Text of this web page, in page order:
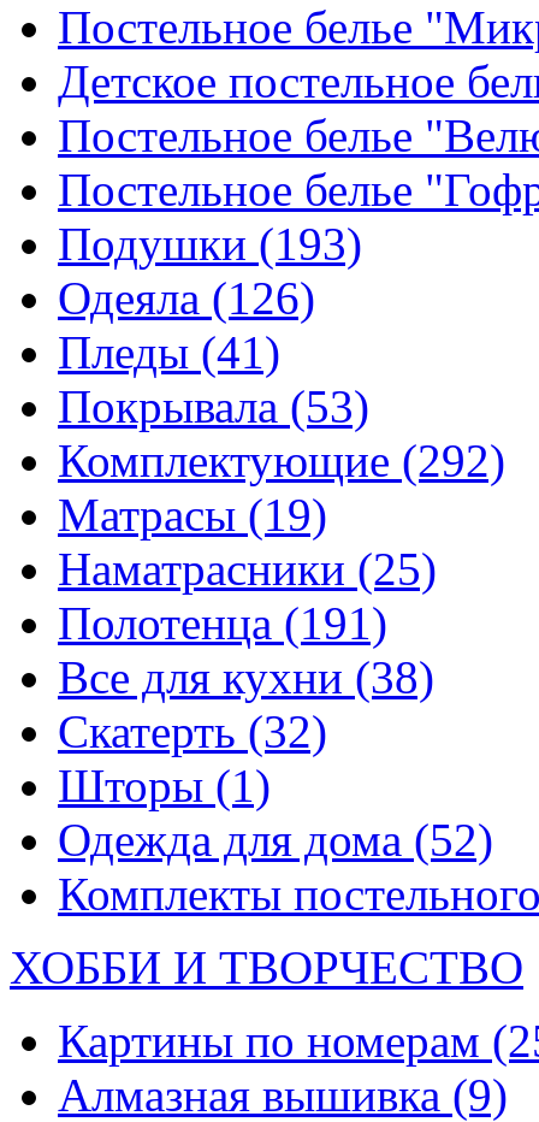
Постельное белье
Детское постельное
Постельное белье
Постельное белье
Подушки (193)
Одеяла (126)
Пледы (41)
Покрывала (53)
Комплектующие (292)
Матрасы (19)
Наматрасники (25)
Полотенца (191)
Все для кухни (38)
Скатерть (32)
Шторы (1)
Одежда для дома (52)
Комплекты
ХОББИ И ТВОРЧЕСТВО
Картины по номерам
Алмазная вышивка (9)